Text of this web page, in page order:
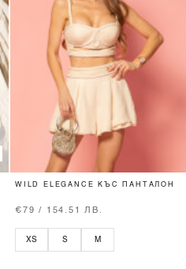
WILD ELEGANCE КЪС ПАНТАЛОН
€79 / 154.51 ЛВ.
XS S M